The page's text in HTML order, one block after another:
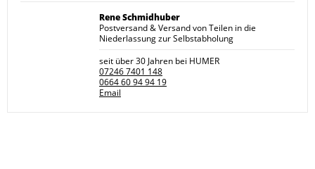
Rene Schmidhuber
Postversand & Versand von Teilen in die
Niederlassung zur Selbstabholung
seit über 30 Jahren bei HUMER
07246 7401 148
0664 60 94 94 19
Email